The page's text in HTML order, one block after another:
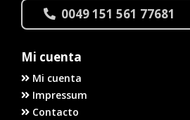
0049 151 561 77681
Mi cuenta
Mi cuenta
Impressum
Contacto